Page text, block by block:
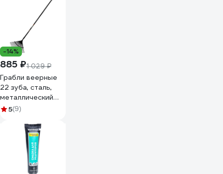
нейлон, упаковка
пакет THUNIEVO
-14%
885 ₽1 029 ₽
Грабли веерные
22 зуба, сталь,
металлический
черенок Вихрь
5(9)